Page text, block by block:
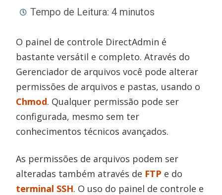
Tempo de Leitura: 4 minutos
O painel de controle DirectAdmin é
bastante versátil e completo. Através do
Gerenciador de arquivos você pode alterar
permissões de arquivos e pastas, usando o
Chmod. Qualquer permissão pode ser
configurada, mesmo sem ter
conhecimentos técnicos avançados.
As permissões de arquivos podem ser
alteradas também através de FTP e do
terminal SSH. O uso do painel de controle e